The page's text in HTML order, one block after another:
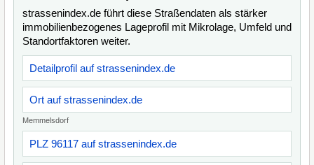
strassenindex.de führt diese Straßendaten als stärker
immobilienbezogenes Lageprofil mit Mikrolage, Umfeld und
Standortfaktoren weiter.
Detailprofil auf strassenindex.de
Ort auf strassenindex.de
Memmelsdorf
PLZ 96117 auf strassenindex.de